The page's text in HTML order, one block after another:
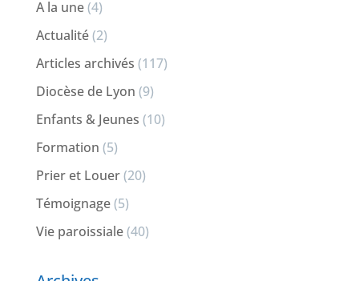
A la une(4)
Actualité(2)
Articles archivés (117)
Diocèse de Lyon (9)
Enfants & Jeunes (10)
Formation (5)
Prier et Louer(20)
Témoignage(5)
Vie paroissiale(40)